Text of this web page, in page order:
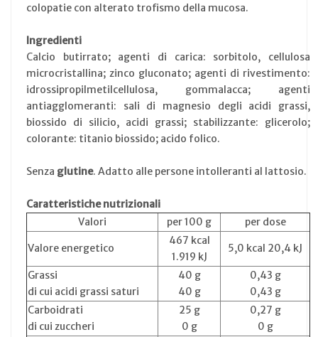
colopatie con alterato trofismo della mucosa.
Ingredienti
Calcio butirrato; agenti di carica: sorbitolo, cellulosa
microcristallina; zinco gluconato; agenti di rivestimento:
idrossipropilmetilcellulosa, gommalacca; agenti
antiagglomeranti: sali di magnesio degli acidi grassi,
biossido di silicio, acidi grassi; stabilizzante: glicerolo;
colorante: titanio biossido; acido folico.
Senza glutine. Adatto alle persone intolleranti al lattosio.
Caratteristiche nutrizionali
Valori
per 100 g per dose
Valore energetico
467 kcal
1.919 kJ
5,0 kcal 20,4 kJ
Grassi
di cui acidi grassi saturi
40 g
40 g
0,43 g
0,43 g
Carboidrati
di cui zuccheri
25 g
0 g
0,27 g
0 g